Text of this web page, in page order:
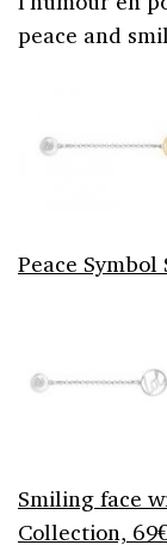
peace and
Peace
Smiling face
Collection,